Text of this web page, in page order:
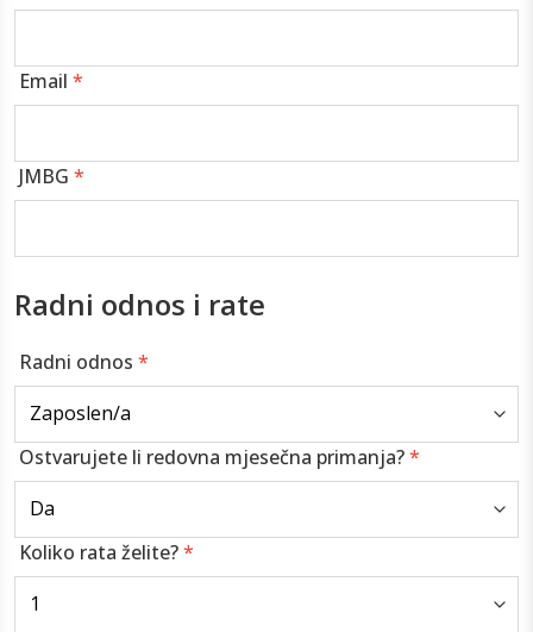
Email *
JMBG *
Radni odnos i rate
Radni odnos *
Ostvarujete li redovna mjesečna primanja?*
Koliko rata želite?*